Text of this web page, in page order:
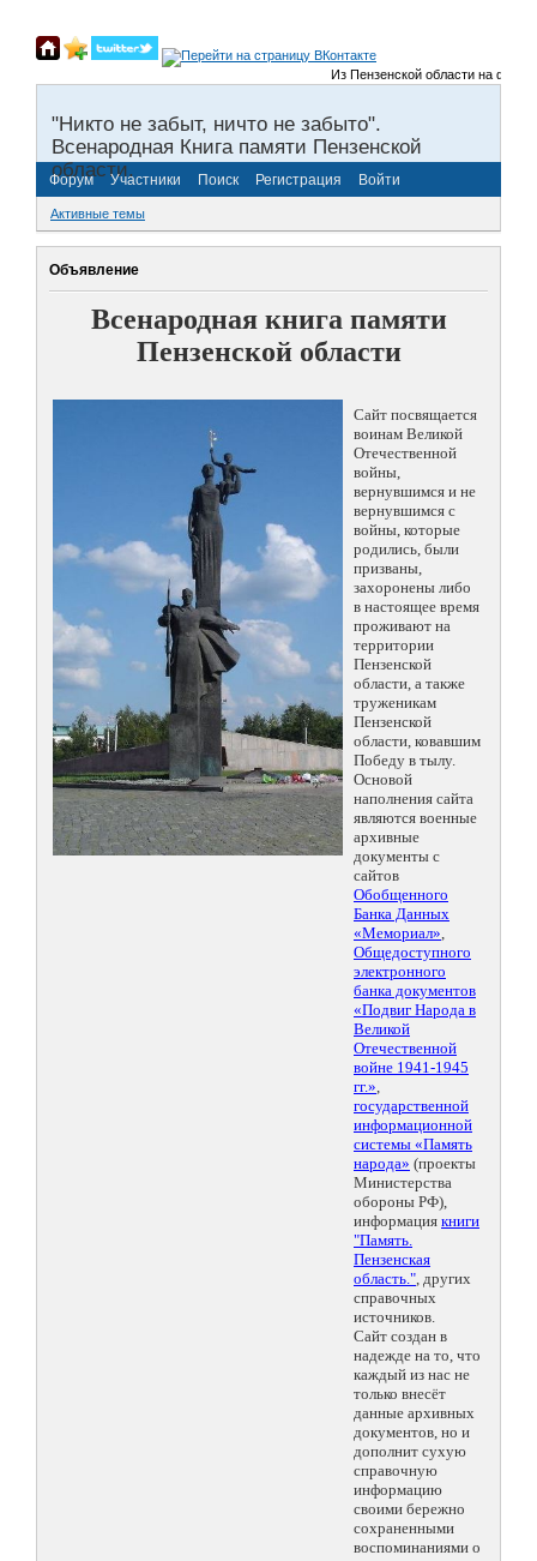
Из Пензенской области на
"Никто не забыт, ничто не забыто".
Всенародная Книга памяти Пензенской
области.
Форум Участники Поиск Регистрация Войти
Активные темы
Объявление
Всенародная книга памяти
Пензенской области
Сайт посвящается
воинам Великой
Отечественной
войны,
вернувшимся и не
вернувшимся с
войны, которые
родились, были
призваны,
захоронены либо
в настоящее время
проживают на
территории
Пензенской
области, а также
труженикам
Пензенской
области, ковавшим
Победу в тылу.
Основой
наполнения сайта
являются военные
архивные
документы с
сайтов
Обобщенного
Банка Данных
«Мемориал»,
Общедоступного
электронного
банка документов
«Подвиг Народа в
Великой
Отечественной
войне 1941-1945
гг.»,
государственной
информационной
системы «Память
народа» (проекты
Министерства
обороны РФ),
информация книги
"Память.
Пензенская
область.", других
справочных
источников.
Сайт создан в
надежде на то, что
каждый из нас не
только внесёт
данные архивных
документов, но и
дополнит сухую
справочную
информацию
своими бережно
сохраненными
воспоминаниями о